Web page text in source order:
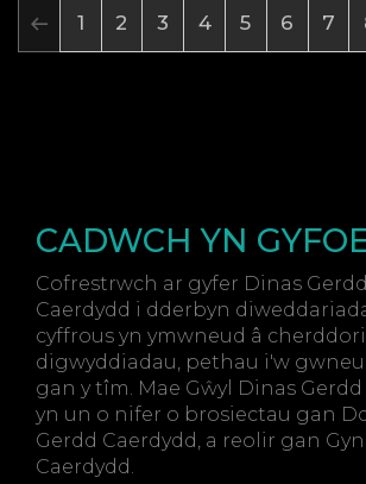
1 2 3 4 5 6 7
CADWCH YN
Cofrestrwch ar gyfer Dinas Gerdd
Caerdydd i dderbyn
cyffrous yn ymwneud â
digwyddiadau, pethau i'w
gan y tîm. Mae Gŵyl Dinas Gerdd
yn un o nifer o brosiectau gan
Gerdd Caerdydd, a reolir gan
Caerdydd.